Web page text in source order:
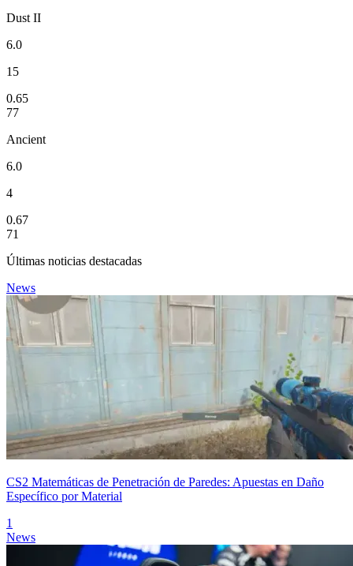
Dust II
6.0
15
0.65
77
Ancient
6.0
4
0.67
71
Últimas noticias destacadas
News
CS2 Matemáticas de Penetración de Paredes: Apuestas en Daño
Específico por Material
1
News